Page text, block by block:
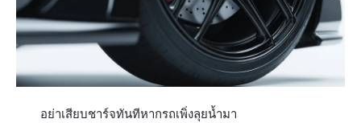
อย่าเสียบชาร์จทันทีหากรถเพิ่งลุยน้ำมา